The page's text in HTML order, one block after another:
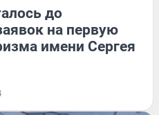
до
на первую
имени Сергея